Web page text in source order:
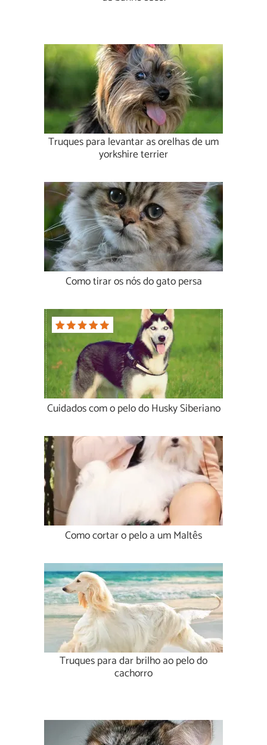
Truques para levantar as orelhas de um
yorkshire terrier
Como tirar os nós do gato persa
Cuidados com o pelo do Husky Siberiano
Como cortar o pelo a um Maltês
Truques para dar brilho ao pelo do
cachorro